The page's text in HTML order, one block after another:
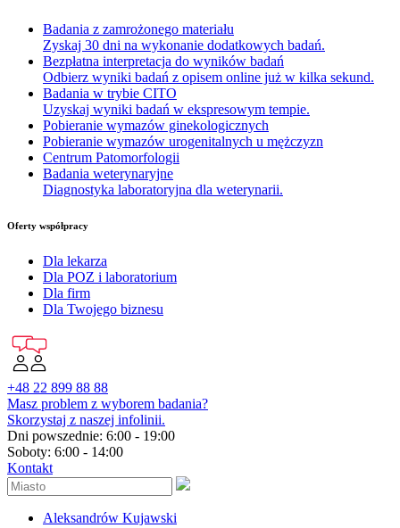
Badania z zamrożonego materiału
Zyskaj 30 dni na wykonanie dodatkowych badań.
Bezpłatna interpretacja do wyników badań
Odbierz wyniki badań z opisem online już w kilka sekund.
Badania w trybie CITO
Uzyskaj wyniki badań w ekspresowym tempie.
Pobieranie wymazów ginekologicznych
Pobieranie wymazów urogenitalnych u mężczyzn
Centrum Patomorfologii
Badania weterynaryjne
Diagnostyka laboratoryjna dla weterynarii.
Oferty współpracy
Dla lekarza
Dla POZ i laboratorium
Dla firm
Dla Twojego biznesu
+48 22 899 88 88
Masz problem z wyborem badania?
Skorzystaj z naszej infolinii.
Dni powszednie: 6:00 - 19:00
Soboty: 6:00 - 14:00
Kontakt
Aleksandrów Kujawski